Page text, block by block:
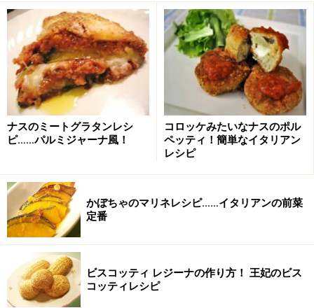
ナスのミートグラタンレシ
ピ……パルミジャーナ風！
コロッケみたいなナスのポル
ペッティ！簡単なイタリアン
レシピ
かぼちゃのマリネレシピ……イタリアンの前菜
定番
ビスコッティ レジーナの作り方！ 王妃のビス
コッティレシピ